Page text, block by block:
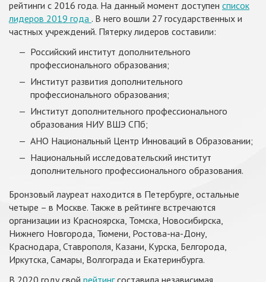
рейтинги с 2016 года. На данный момент доступен список
лидеров 2019 года . В него вошли 27 государственных и
частных учреждений. Пятерку лидеров составили:
Российский институт дополнительного
профессионального образования;
Институт развития дополнительного
профессионального образования;
Институт дополнительного профессионального
образования НИУ ВШЭ СПб;
АНО Национальный Центр Инноваций в Образовании;
Национальный исследовательский институт
дополнительного профессионального образования.
Бронзовый лауреат находится в Петербурге, остальные
четыре – в Москве. Также в рейтинге встречаются
организации из Красноярска, Томска, Новосибирска,
Нижнего Новгорода, Тюмени, Ростова-на-Дону,
Краснодара, Ставрополя, Казани, Курска, Белгорода,
Иркутска, Самары, Волгограда и Екатеринбурга.
В 2020 году свой рейтингсоставила независимая